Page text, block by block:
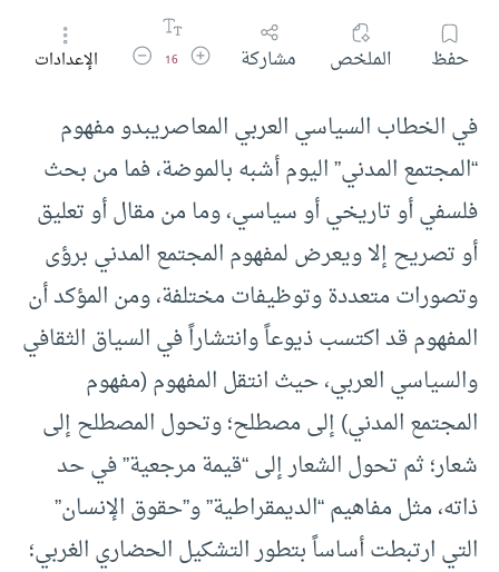
حفظ الملخص مشاركة زيادة حجم الخط
16 تقليل حجم الخط
الإعدادات
في الخطاب السياسي العربي المعاصريبدو مفهوم
“المجتمع المدني” اليوم أشبه بالموضة، فما من بحث
فلسفي أو تاريخي أو سياسي، وما من مقال أو تعليق
أو تصريح إلا ويعرض لمفهوم المجتمع المدني برؤى
وتصورات متعددة وتوظيفات مختلفة، ومن المؤكد أن
المفهوم قد اكتسب ذيوعاً وانتشاراً في السياق الثقافي
والسياسي العربي، حيث انتقل المفهوم (مفهوم
المجتمع المدني) إلى مصطلح؛ وتحول المصطلح إلى
شعار؛ ثم تحول الشعار إلى “قيمة مرجعية” في حد
ذاته، مثل مفاهيم “الديمقراطية” و”حقوق الإنسان”
التي ارتبطت أساساً بتطور التشكيل الحضاري الغربي؛